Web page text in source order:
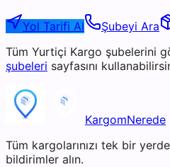
Yol Tarifi Al Şubeyi Ara
Tüm Yurtiçi Kargo şubelerini
şubeleri sayfasını
KargomNerede
Tüm kargolarınızı tek bir
bildirimler alın.